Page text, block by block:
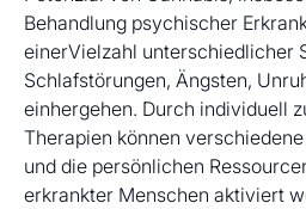
Behandlung psychischer
einerVielzahl unterschiedlicher
Schlafstörungen, Ängsten,
einhergehen. Durch individuell
Therapien können
und die persönlichen
erkrankter Menschen aktiviert